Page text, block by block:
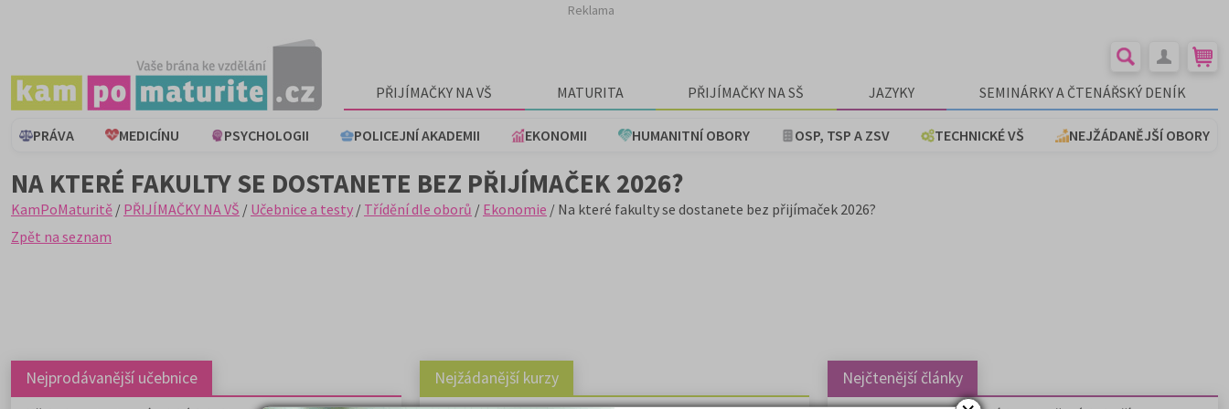
Reklama
PŘIJÍMAČKY NA VŠ MATURITA PŘIJÍMAČKY NA SŠ JAZYKY SEMINÁRKY A ČTENÁŘSKÝ DENÍK
PRÁVA MEDICÍNU PSYCHOLOGII POLICEJNÍ AKADEMII EKONOMII HUMANITNÍ OBORY OSP, TSP A ZSV TECHNICKÉ VŠ NEJŽÁDANĚJŠÍ OBORY
NA KTERÉ FAKULTY SE DOSTANETE BEZ PŘIJÍMAČEK 2026?
KamPoMaturitě / PŘIJÍMAČKY NA VŠ / Učebnice a testy / Třídění dle oborů / Ekonomie / Na které fakulty se dostanete bez přijímaček 2026?
Zpět na seznam
Nejprodávanější učebnice Nejžádanější kurzy Nejčtenější články